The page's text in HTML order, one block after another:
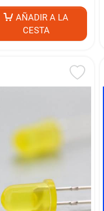
AÑADIR A LA
CESTA